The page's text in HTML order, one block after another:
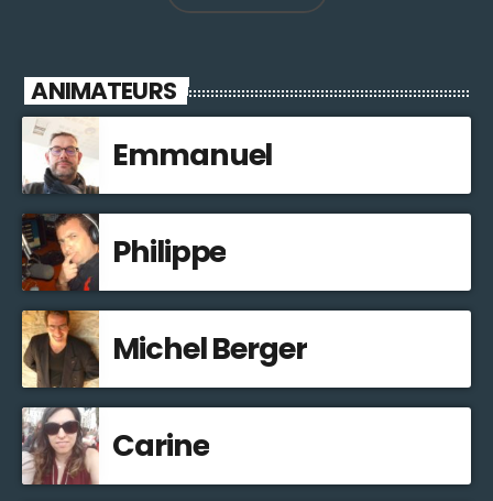
ANIMATEURS
Emmanuel
Philippe
Michel Berger
Carine